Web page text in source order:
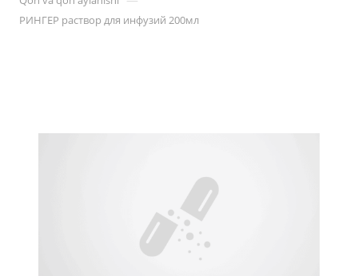
РИНГЕР раствор для инфузий 200мл